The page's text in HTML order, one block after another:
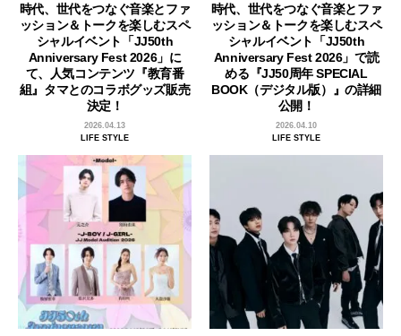
時代、世代をつなぐ音楽とファ
ッション＆トークを楽しむスペ
シャルイベント「JJ50th
Anniversary Fest 2026」に
て、人気コンテンツ『教育番
組』タマとのコラボグッズ販売
決定！
2026.04.13
LIFE STYLE
時代、世代をつなぐ音楽とファ
ッション＆トークを楽しむスペ
シャルイベント「JJ50th
Anniversary Fest 2026」で読
める『JJ50周年 SPECIAL
BOOK（デジタル版）』の詳細
公開！
2026.04.10
LIFE STYLE